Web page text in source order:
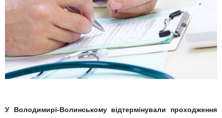
У Володимирі-Волинському відтермінували проходження